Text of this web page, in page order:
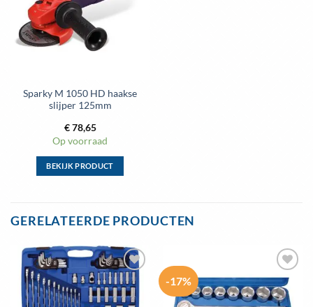
Sparky M 1050 HD haakse
slijper 125mm
€78,65
Op voorraad
BEKIJK PRODUCT
meerdere
Deze
optie
kan
gekozen
GERELATEERDE PRODUCTEN
Toevoegen
aan
wenslijst
-17%
Toevoegen
aan
wenslijst